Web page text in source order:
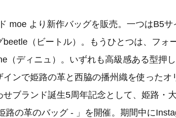
moe より新作バッグを販売。一つはB5サ
（ビートル）。もうひとつは、フォ
（ディニュ）。いずれも高級感ある型押
ンで姫路の革と西脇の播州織を使ったオ
ブランド誕生5周年記念として、姫路・
路の革のバッグ - 」を開催。期間中に